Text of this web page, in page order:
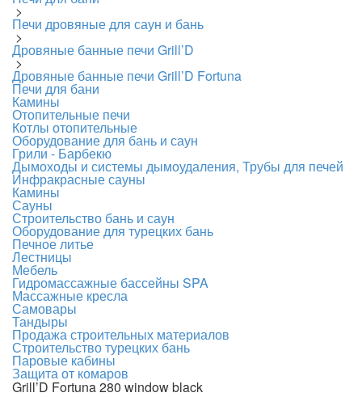
>
Печи дровяные для саун и бань
>
Дровяные банные печи Grill’D
>
Дровяные банные печи Grill’D Fortuna
Печи для бани
Камины
Отопительные печи
Котлы отопительные
Оборудование для бань и саун
Грили - Барбекю
Дымоходы и системы дымоудаления, Трубы для печей
Инфракрасные сауны
Камины
Сауны
Строительство бань и саун
Оборудование для турецких бань
Печное литье
Лестницы
Мебель
Гидромассажные бассейны SPA
Массажные кресла
Самовары
Тандыры
Продажа строительных материалов
Строительство турецких бань
Паровые кабины
Защита от комаров
Grill’D Fortuna 280 window black